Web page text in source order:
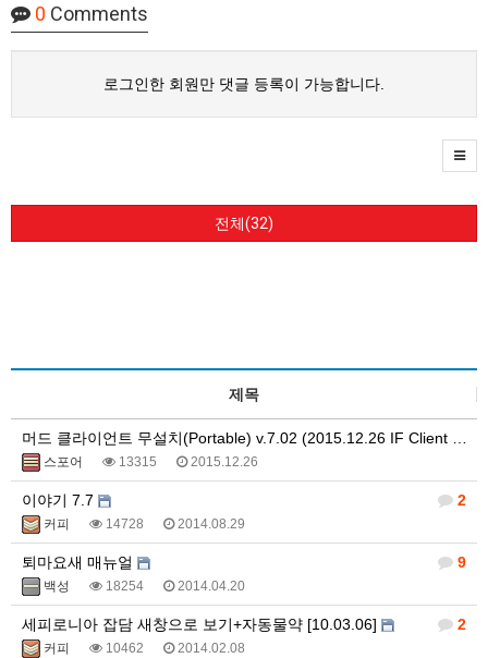
0 Comments
로그인한 회원만 댓글 등록이 가능합니다.
전체(32)
제목
스포어 13315 2015.12.26
2
이야기 7.7
커피 14728 2014.08.29
9
퇴마요새 매뉴얼
백성 18254 2014.04.20
2
세피로니아 잡담 새창으로 보기+자동물약 [10.03.06]
커피 10462 2014.02.08